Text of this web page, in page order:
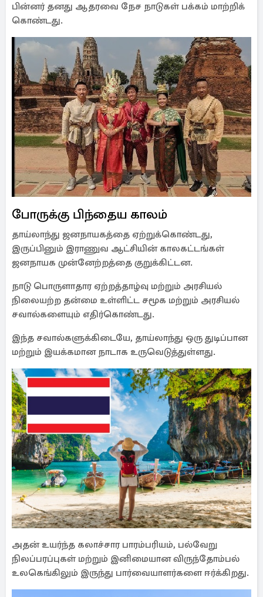
பின்னர் தனது ஆதரவை நேச நாடுகள் பக்கம் மாற்றிக்
கொண்டது.
போருக்கு பிந்தைய காலம்
தாய்லாந்து ஜனநாயகத்தை ஏற்றுக்கொண்டது,
இருப்பினும் இராணுவ ஆட்சியின் காலகட்டங்கள்
ஜனநாயக முன்னேற்றத்தை குறுக்கிட்டன.
நாடு பொருளாதார ஏற்றத்தாழ்வு மற்றும் அரசியல்
நிலையற்ற தன்மை உள்ளிட்ட சமூக மற்றும் அரசியல்
சவால்களையும் எதிர்கொண்டது.
இந்த சவால்களுக்கிடையே, தாய்லாந்து ஒரு துடிப்பான
மற்றும் இயக்கமான நாடாக உருவெடுத்துள்ளது.
அதன் உயர்ந்த கலாச்சார பாரம்பரியம், பல்வேறு
நிலப்பரப்புகள் மற்றும் இனிமையான விருந்தோம்பல்
உலகெங்கிலும் இருந்து பார்வையாளர்களை ஈர்க்கிறது.